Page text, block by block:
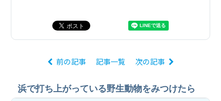
前の記事 記事一覧 次の記事
浜で打ち上がっている野生動物をみつけたら